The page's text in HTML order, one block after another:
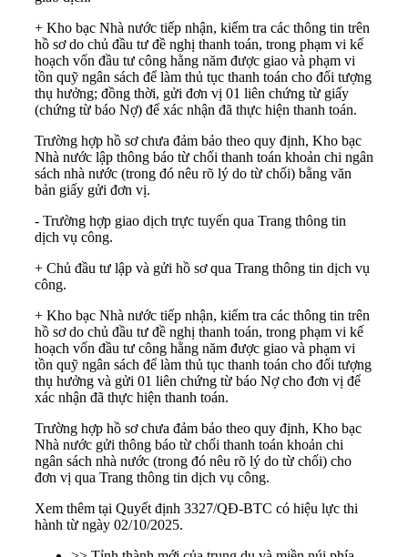
+ Kho bạc Nhà nước tiếp nhận, kiểm tra các thông tin trên
hồ sơ do chủ đầu tư đề nghị thanh toán, trong phạm vi kế
hoạch vốn đầu tư công hằng năm được giao và phạm vi
tồn quỹ ngân sách để làm thủ tục thanh toán cho đối tượng
thụ hưởng; đồng thời, gửi đơn vị 01 liên chứng từ giấy
(chứng từ báo Nợ) để xác nhận đã thực hiện thanh toán.
Trường hợp hồ sơ chưa đảm bảo theo quy định, Kho bạc
Nhà nước lập thông báo từ chối thanh toán khoản chi ngân
sách nhà nước (trong đó nêu rõ lý do từ chối) bằng văn
bản giấy gửi đơn vị.
- Trường hợp giao dịch trực tuyến qua Trang thông tin
dịch vụ công.
+ Chủ đầu tư lập và gửi hồ sơ qua Trang thông tin dịch vụ
công.
+ Kho bạc Nhà nước tiếp nhận, kiểm tra các thông tin trên
hồ sơ do chủ đầu tư đề nghị thanh toán, trong phạm vi kế
hoạch vốn đầu tư công hằng năm được giao và phạm vi
tồn quỹ ngân sách để làm thủ tục thanh toán cho đối tượng
thụ hưởng và gửi 01 liên chứng từ báo Nợ cho đơn vị để
xác nhận đã thực hiện thanh toán.
Trường hợp hồ sơ chưa đảm bảo theo quy định, Kho bạc
Nhà nước gửi thông báo từ chối thanh toán khoản chi
ngân sách nhà nước (trong đó nêu rõ lý do từ chối) cho
đơn vị qua Trang thông tin dịch vụ công.
Xem thêm tại Quyết định 3327/QĐ-BTC có hiệu lực thi
hành từ ngày 02/10/2025.